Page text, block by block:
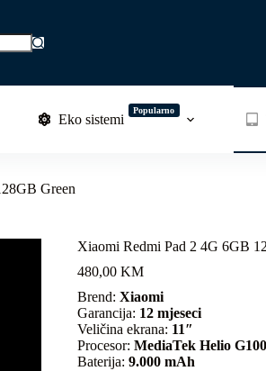
Eko sistemi
Popularno
Green
Xiaomi Redmi Pad 2 4G 6GB
480,00 KM
Brend: Xiaomi
Garancija: 12 mjeseci
Veličina ekrana: 11″
Procesor: MediaTek Helio
Baterija: 9.000 mAh